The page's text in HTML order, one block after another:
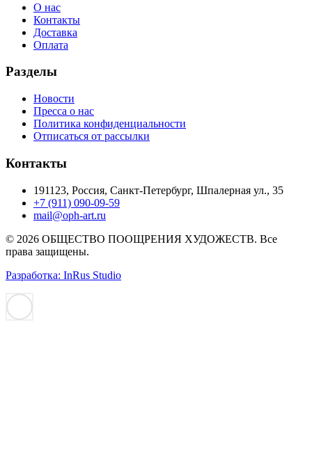
О нас
Контакты
Доставка
Оплата
Разделы
Новости
Пресса о нас
Политика конфиденциальности
Отписаться от рассылки
Контакты
191123, Россия, Санкт-Петербург, Шпалерная ул., 35
+7 (911) 090-09-59
mail@oph-art.ru
© 2026 ОБЩЕСТВО ПООЩРЕНИЯ ХУДОЖЕСТВ. Все
права защищены.
Разработка: InRus Studio